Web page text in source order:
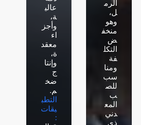
الرم
ل،
وهو
منخف
ض
التكل
فة
ومنا
سب
للص
ب
المع
دني
ذي
عالي
ة،
وأجز
اء
معقد
ة،
وإنتا
ج
ضخ
م.
التطب
يقات
: